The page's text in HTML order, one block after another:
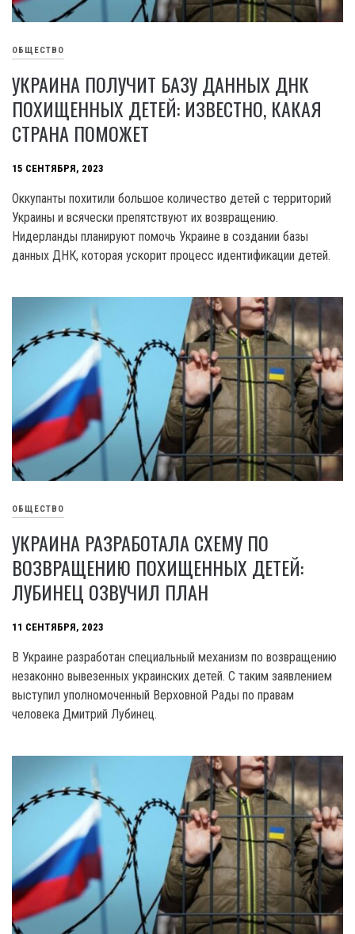
ОБЩЕСТВО
УКРАИНА ПОЛУЧИТ БАЗУ ДАННЫХ ДНК
ПОХИЩЕННЫХ ДЕТЕЙ: ИЗВЕСТНО, КАКАЯ
СТРАНА ПОМОЖЕТ
15 СЕНТЯБРЯ, 2023
Оккупанты похитили большое количество детей с территорий
Украины и всячески препятствуют их возвращению.
Нидерланды планируют помочь Украине в создании базы
данных ДНК, которая ускорит процесс идентификации детей.
ОБЩЕСТВО
УКРАИНА РАЗРАБОТАЛА СХЕМУ ПО
ВОЗВРАЩЕНИЮ ПОХИЩЕННЫХ ДЕТЕЙ:
ЛУБИНЕЦ ОЗВУЧИЛ ПЛАН
11 СЕНТЯБРЯ, 2023
B Украине разработан специальный механизм по возвращению
незаконно вывезенных украинских детей. С таким заявлением
выступил уполномоченный Верховной Рады по правам
человека Дмитрий Лубинец.